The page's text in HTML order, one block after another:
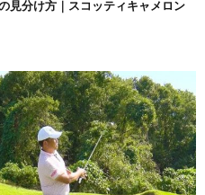
見分け方｜スコッティキャメロン